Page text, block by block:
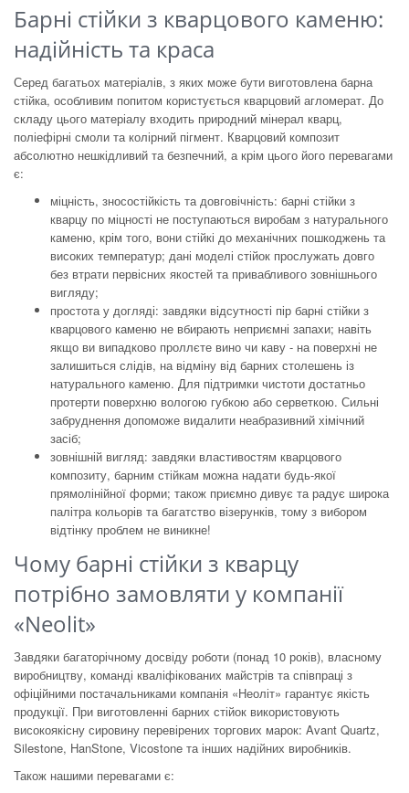
Барні стійки з кварцового каменю:
надійність та краса
Серед багатьох матеріалів, з яких може бути виготовлена ​​барна
стійка, особливим попитом користується кварцовий агломерат. До
складу цього матеріалу входить природний мінерал кварц,
поліефірні смоли та колірний пігмент. Кварцовий композит
абсолютно нешкідливий та безпечний, а крім цього його перевагами
є:
міцність, зносостійкість та довговічність: барні стійки з
кварцу по міцності не поступаються виробам з натурального
каменю, крім того, вони стійкі до механічних пошкоджень та
високих температур; дані моделі стійок прослужать довго
без втрати первісних якостей та привабливого зовнішнього
вигляду;
простота у догляді: завдяки відсутності пір барні стійки з
кварцового каменю не вбирають неприємні запахи; навіть
якщо ви випадково проллєте вино чи каву - на поверхні не
залишиться слідів, на відміну від барних столешень із
натурального каменю. Для підтримки чистоти достатньо
протерти поверхню вологою губкою або серветкою. Сильні
забруднення допоможе видалити неабразивний хімічний
засіб;
зовнішній вигляд: завдяки властивостям кварцового
композиту, барним стійкам можна надати будь-якої
прямолінійної форми; також приємно дивує та радує широка
палітра кольорів та багатство візерунків, тому з вибором
відтінку проблем не виникне!
Чому барні стійки з кварцу
потрібно замовляти у компанії
«Neolit»
Завдяки багаторічному досвіду роботи (понад 10 років), власному
виробництву, команді кваліфікованих майстрів та співпраці з
офіційними постачальниками компанія «Неоліт» гарантує якість
продукції. При виготовленні барних стійок використовують
високоякісну сировину перевірених торгових марок: Avant Quartz,
Silestone, HanStone, Vicostone та інших надійних виробників.
Також нашими перевагами є: